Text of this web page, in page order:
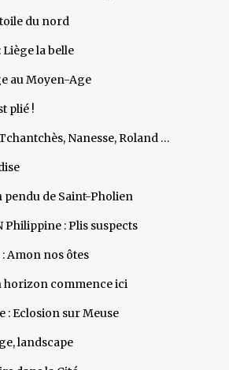
du nord
Liège la belle
au Moyen-Age
plié !
Nanesse, Roland …
pendu de Saint-Pholien
Philippine : Plis suspects
: Amon nos ôtes
horizon commence ici
: Eclosion sur Meuse
landscape